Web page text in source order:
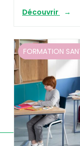
Découvrir
FORMATION